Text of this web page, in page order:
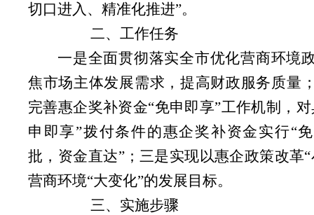
切口进入、精准化推进”。
二、工作任务
一是全面贯彻落实全市优化营商环境
焦市场主体发展需求，提高财政服务质量
完善惠企奖补资金“免申即享”工作机制，
申即享”拨付条件的惠企奖补资金实行“
批，资金直达”；三是实现以惠企政策改革
营商环境“大变化”的发展目标。
三、实施步骤